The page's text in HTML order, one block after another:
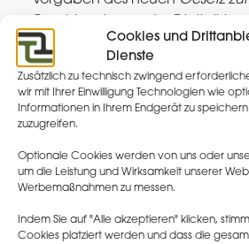
Cookies und
Dienste
Zusätzlich zu technisch zwingend
wir mit Ihrer Einwilligung Technologien wie
Informationen in Ihrem Endgerät zu
zuzugreifen.
Optionale Cookies werden von uns oder
um die Leistung und Wirksamkeit unserer
Werbemaßnahmen zu messen.
Indem Sie auf "Alle akzeptieren" klicken,
Cookies platziert werden und dass die
Gesundheitswesens(Digital-
beachten.
EU Data Act
Der Data Act schafft neue
vernetzten Produkten und
Auch im Bereich der
Devices und verbundene